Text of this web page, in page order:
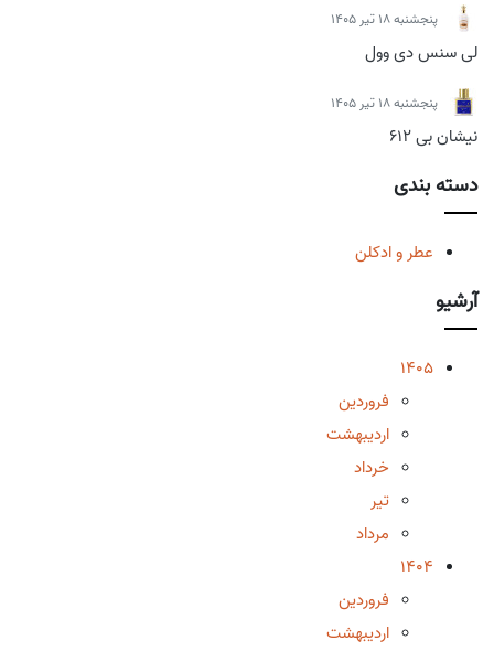
پنجشنبه 18 تیر 1405
لی سنس دی وول
پنجشنبه 18 تیر 1405
نیشان بی 612
دسته بندی
عطر و ادکلن
آرشیو
1405
فروردین
اردیبهشت
خرداد
تیر
مرداد
1404
فروردین
اردیبهشت